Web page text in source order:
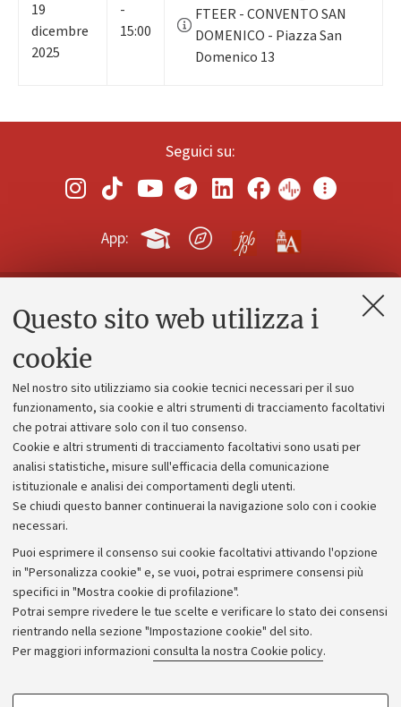
Questo sito web utilizza i
cookie
Nel nostro sito utilizziamo sia cookie tecnici necessari per il suo
funzionamento, sia cookie e altri strumenti di tracciamento facoltativi
che potrai attivare solo con il tuo consenso.
Cookie e altri strumenti di tracciamento facoltativi sono usati per
analisi statistiche, misure sull'efficacia della comunicazione
istituzionale e analisi dei comportamenti degli utenti.
Se chiudi questo banner continuerai la navigazione solo con i cookie
necessari.
Puoi esprimere il consenso sui cookie facoltativi attivando l'opzione
in "Personalizza cookie" e, se vuoi, potrai esprimere consensi più
specifici in "Mostra cookie di profilazione".
Potrai sempre rivedere le tue scelte e verificare lo stato dei consensi
rientrando nella sezione "Impostazione cookie" del sito.
Per maggiori informazioni consulta la nostra Cookie policy.
COOKIE DI PROFILAZIONE - FACOLTATIVI
19
dicembre
2025
-
15:00
FTEER - CONVENTO SAN
DOMENICO - Piazza San
Domenico 13
Seguici su:
App:
Contatti e PEC
Alumni community
Piano strategico
Bilanci
Donazioni e 5x1000
Merchandising - UniboStore
Bandi, gare e concorsi
Albo online
Amministrazione trasparente
Atti di notifica
Informazioni sul sito e accessibilità
Dichiarazione di accessibilità